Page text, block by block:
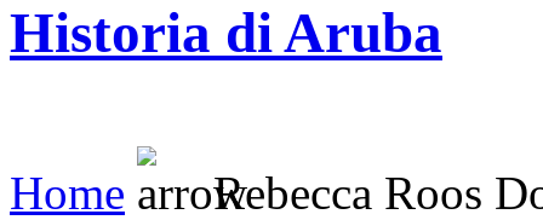
Historia di Aruba
Home Rebecca Roos